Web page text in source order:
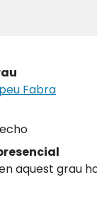
Fabra
aquest grau